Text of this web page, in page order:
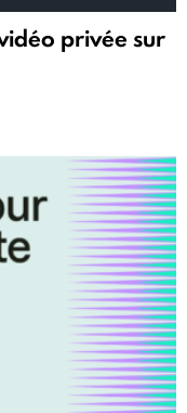
privée sur